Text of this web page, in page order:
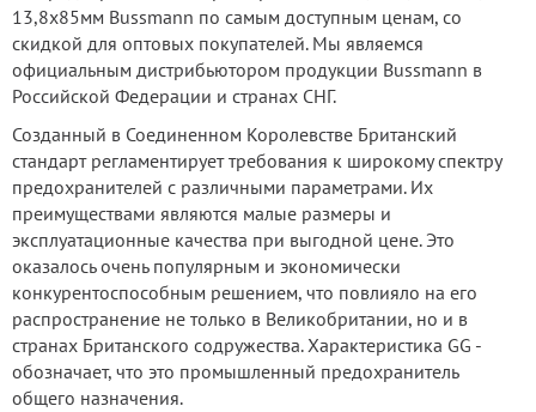
13,8x85мм Bussmann по самым доступным ценам, со
скидкой для оптовых покупателей. Мы являемся
официальным дистрибьютором продукции Bussmann в
Российской Федерации и странах СНГ.
Созданный в Соединенном Королевстве Британский
стандарт регламентирует требования к широкому спектру
предохранителей с различными параметрами. Их
преимуществами являются малые размеры и
эксплуатационные качества при выгодной цене. Это
оказалось очень популярным и экономически
конкурентоспособным решением, что повлияло на его
распространение не только в Великобритании, но и в
странах Британского содружества. Характеристика GG -
обозначает, что это промышленный предохранитель
общего назначения.